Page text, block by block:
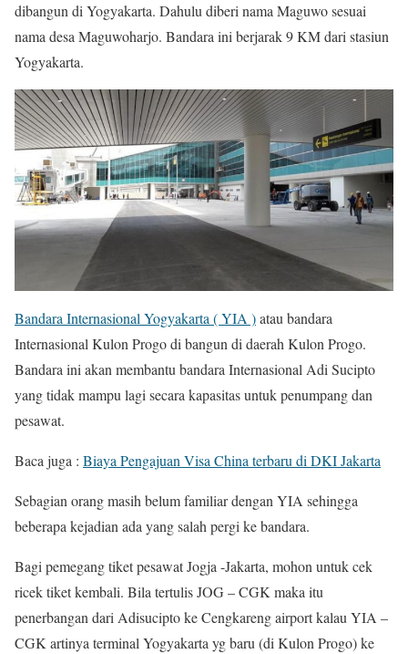
dibangun di Yogyakarta. Dahulu diberi nama Maguwo sesuai
nama desa Maguwoharjo. Bandara ini berjarak 9 KM dari stasiun
Yogyakarta.
Bandara Internasional Yogyakarta ( YIA )atau bandara
Internasional Kulon Progo di bangun di daerah Kulon Progo.
Bandara ini akan membantu bandara Internasional Adi Sucipto
yang tidak mampu lagi secara kapasitas untuk penumpang dan
pesawat.
Baca juga : Biaya Pengajuan Visa China terbaru di DKI Jakarta
Sebagian orang masih belum familiar dengan YIA sehingga
beberapa kejadian ada yang salah pergi ke bandara.
Bagi pemegang tiket pesawat Jogja -Jakarta, mohon untuk cek
ricek tiket kembali. Bila tertulis JOG – CGK maka itu
penerbangan dari Adisucipto ke Cengkareng airport kalau YIA –
CGK artinya terminal Yogyakarta yg baru (di Kulon Progo) ke